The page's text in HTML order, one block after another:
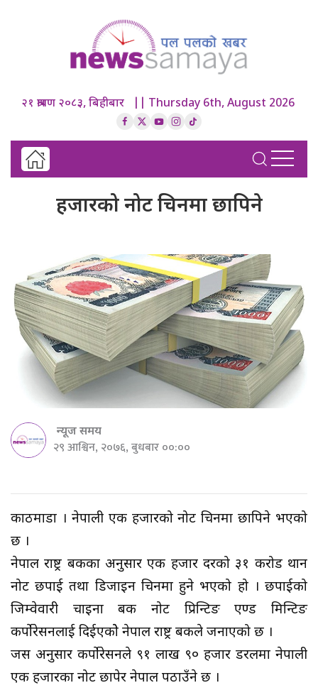
२१ श्रावण २०८३, बिहीबार || Thursday 6th, August 2026
हजारको नोट चिनमा छापिने
न्यूज समय
२९ आश्विन, २०७६, बुधबार ००:००
काठमाडौं । नेपाली एक हजारको नोट चिनमा छापिने भएको
छ ।
नेपाल राष्ट्र बैंकका अनुसार एक हजार दरको ३१ करोड थान
नोट छपाई तथा डिजाइन चिनमा हुने भएको हो । छपाईको
जिम्वेवारी चाइना बैंक नोट प्रिन्टिङ एण्ड मिन्टिङ
कर्पोरेसनलाई दिईएकोे नेपाल राष्ट्र बैंकले जनाएको छ ।
जस अनुसार कर्पोरेसनले ९१ लाख ९० हजार डरलमा नेपाली
एक हजारका नोट छापेर नेपाल पठाउँने छ ।